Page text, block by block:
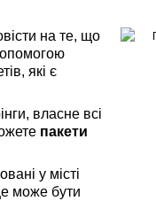
на те, що
які є
власне всі
пакети
у місті
може бути